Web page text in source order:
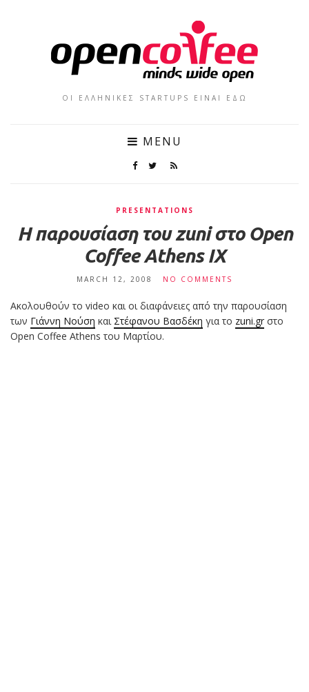
ΟΙ ΕΛΛΗΝΙΚΕΣ STARTUPS ΕΙΝΑΙ ΕΔΩ
MENU
PRESENTATIONS
Η παρουσίαση του zuni στο Open
Coffee Athens IX
MARCH 12, 2008 NO COMMENTS
Ακολουθούν το video και οι διαφάνειες από την παρουσίαση
των Γιάννη Νούση και Στέφανου Βασδέκη για το zuni.gr στο
Open Coffee Athens του Μαρτίου.